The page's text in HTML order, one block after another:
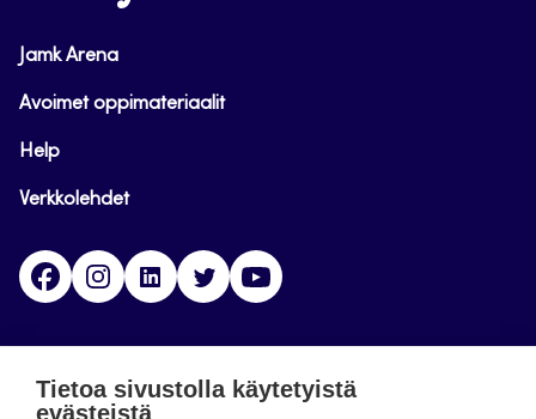
Jamk Arena
Avoimet oppimateriaalit
Help
Verkkolehdet
FacebookInstagramLinkedinTwitter
Tietoa sivustolla käytetyistä
evästeistä